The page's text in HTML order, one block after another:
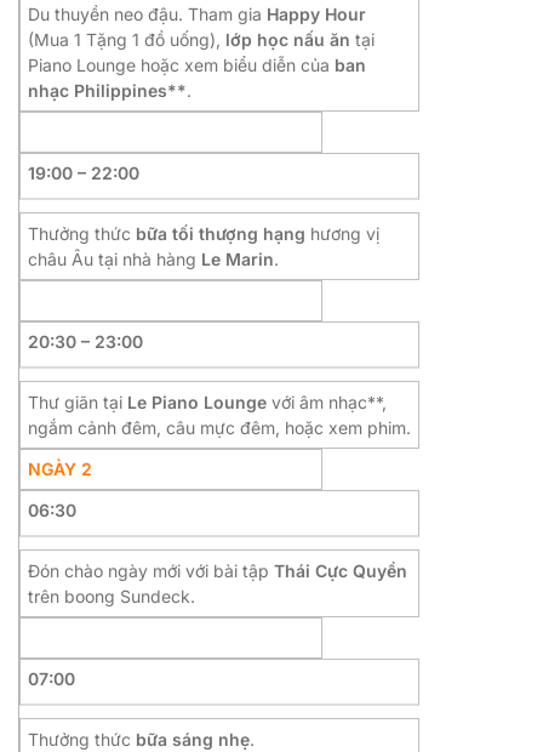
Du thuyền neo đậu. Tham gia Happy Hour
(Mua 1 Tặng 1 đồ uống), lớp học nấu ăn tại
Piano Lounge hoặc xem biểu diễn của ban
nhạc Philippines**.
19:00 – 22:00
Thưởng thức bữa tối thượng hạng hương vị
châu Âu tại nhà hàng Le Marin.
20:30 – 23:00
Thư giãn tại Le Piano Loungevới âm nhạc**,
ngắm cảnh đêm, câu mực đêm, hoặc xem phim.
NGÀY 2
06:30
Đón chào ngày mới với bài tập Thái Cực Quyền
trên boong Sundeck.
07:00
Thưởng thức bữa sáng nhẹ.